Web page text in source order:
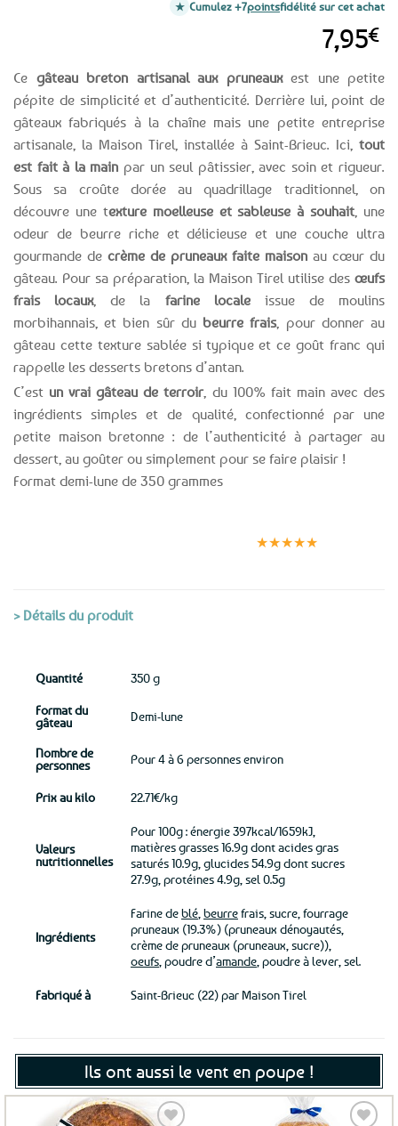
Ce gâteau breton artisanal aux pruneauxest une petite
pépite de simplicité et d’authenticité. Derrière lui, point de
gâteaux fabriqués à la chaîne mais une petite entreprise
artisanale, la Maison Tirel, installée à Saint-Brieuc. Ici, tout
est fait à la main par un seul pâtissier, avec soin et rigueur.
Sous sa croûte dorée au quadrillage traditionnel, on
découvre une texture moelleuse et sableuse à souhait, une
odeur de beurre riche et délicieuse et une couche ultra
gourmande de crème de pruneaux faite maison au cœur du
gâteau. Pour sa préparation, la Maison Tirel utilise des œufs
frais locaux, de la farine localeissue de moulins
morbihannais, et bien sûr du beurre frais, pour donner au
gâteau cette texture sablée si typique et ce goût franc qui
rappelle les desserts bretons d’antan.
C’est un vrai gâteau de terroir , du 100% fait main avec des
ingrédients simples et de qualité, confectionné par une
petite maison bretonne : de l’authenticité à partager au
dessert, au goûter ou simplement pour se faire plaisir !
Format demi-lune de 350 grammes
7,95€
Cumulez +7pointsfidélité sur cet achat
★★★★★
> Détails du produit
Quantité 350 g
Format du
gâteau
Demi-lune
Nombre de
personnes
Pour 4 à 6 personnes environ
Prix au kilo 22.71€/kg
Valeurs
nutritionnelles
Pour 100g : énergie 397kcal/1659kJ,
matières grasses 16.9g dont acides gras
saturés 10.9g, glucides 54.9g dont sucres
27.9g, protéines 4.9g, sel 0.5g
Ingrédients
Farine deblé beurrefrais, sucre, fourrage
pruneaux (19.3%) (pruneaux dénoyautés,
crème de pruneaux (pruneaux, sucre)),
oeufs , poudre d’amande , poudre à lever, sel.
Fabriqué à Saint-Brieuc (22) par Maison Tirel
Ils ont aussi le vent en poupe !